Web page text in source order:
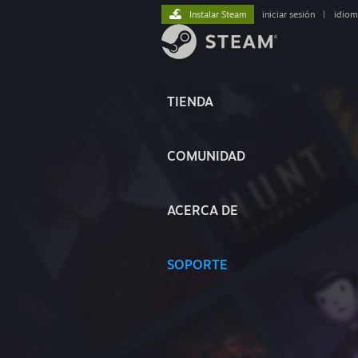
TIENDA
COMUNIDAD
ACERCA DE
SOPORTE
Instalar Steam iniciar sesión